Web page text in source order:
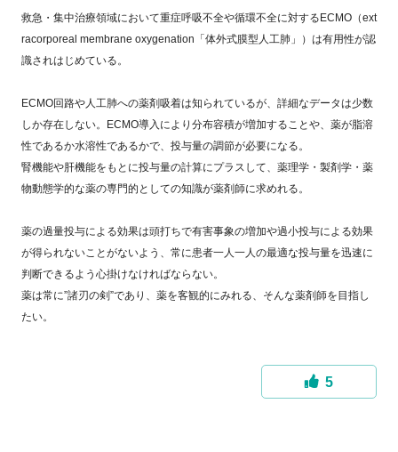
救急・集中治療領域において重症呼吸不全や循環不全に対するECMO（ext
racorporeal membrane oxygenation「体外式膜型人工肺」）は有用性が認
識されはじめている。
ECMO回路や人工肺への薬剤吸着は知られているが、詳細なデータは少数
しか存在しない。ECMO導入により分布容積が増加することや、薬が脂溶
性であるか水溶性であるかで、投与量の調節が必要になる。
腎機能や肝機能をもとに投与量の計算にプラスして、薬理学・製剤学・薬
物動態学的な薬の専門的としての知識が薬剤師に求めれる。
薬の過量投与による効果は頭打ちで有害事象の増加や過小投与による効果
が得られないことがないよう、常に患者一人一人の最適な投与量を迅速に
判断できるよう心掛けなければならない。
薬は常に”諸刃の剣”であり、薬を客観的にみれる、そんな薬剤師を目指し
たい。
5